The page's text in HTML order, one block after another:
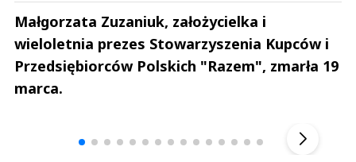
Małgorzata Zuzaniuk, założycielka i
wieloletnia prezes Stowarzyszenia Kupców i
Przedsiębiorców Polskich "Razem", zmarła 19
marca.